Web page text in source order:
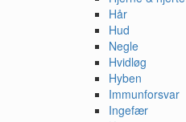
Hår
Hud
Negle
Hvidløg
Hyben
Immunforsvar
Ingefær